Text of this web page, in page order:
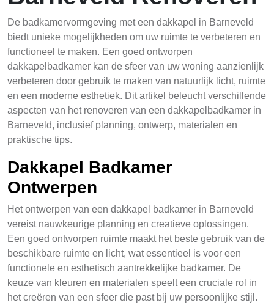
De badkamervormgeving met een dakkapel in Barneveld
biedt unieke mogelijkheden om uw ruimte te verbeteren en
functioneel te maken. Een goed ontworpen
dakkapelbadkamer kan de sfeer van uw woning aanzienlijk
verbeteren door gebruik te maken van natuurlijk licht, ruimte
en een moderne esthetiek. Dit artikel beleucht verschillende
aspecten van het renoveren van een dakkapelbadkamer in
Barneveld, inclusief planning, ontwerp, materialen en
praktische tips.
Dakkapel Badkamer
Ontwerpen
Het ontwerpen van een dakkapel badkamer in Barneveld
vereist nauwkeurige planning en creatieve oplossingen.
Een goed ontworpen ruimte maakt het beste gebruik van de
beschikbare ruimte en licht, wat essentieel is voor een
functionele en esthetisch aantrekkelijke badkamer. De
keuze van kleuren en materialen speelt een cruciale rol in
het creëren van een sfeer die past bij uw persoonlijke stijl.